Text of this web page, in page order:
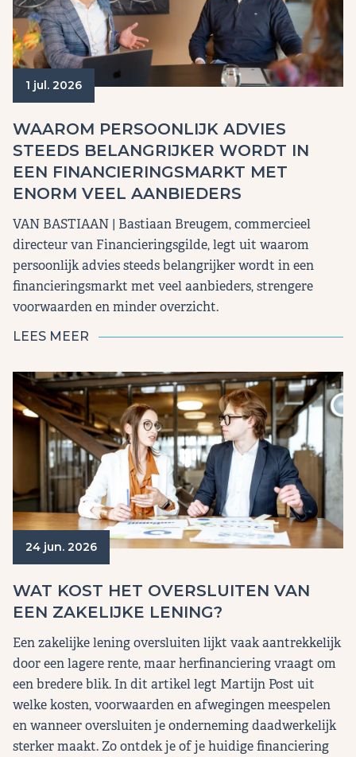
1 jul. 2026
WAAROM PERSOONLIJK ADVIES
STEEDS BELANGRIJKER WORDT IN
EEN FINANCIERINGSMARKT MET
ENORM VEEL AANBIEDERS
VAN BASTIAAN | Bastiaan Breugem, commercieel
directeur van Financieringsgilde, legt uit waarom
persoonlijk advies steeds belangrijker wordt in een
financieringsmarkt met veel aanbieders, strengere
voorwaarden en minder overzicht.
LEES MEER
24 jun. 2026
WAT KOST HET OVERSLUITEN VAN
EEN ZAKELIJKE LENING?
Een zakelijke lening oversluiten lijkt vaak aantrekkelijk
door een lagere rente, maar herfinanciering vraagt om
een bredere blik. In dit artikel legt Martijn Post uit
welke kosten, voorwaarden en afwegingen meespelen
en wanneer oversluiten je onderneming daadwerkelijk
sterker maakt. Zo ontdek je of je huidige financiering